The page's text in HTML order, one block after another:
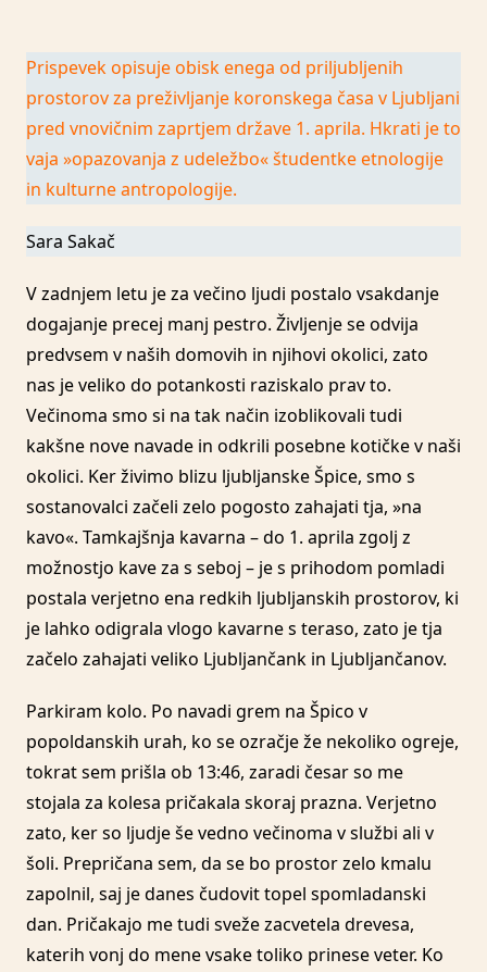
Prispevek opisuje obisk enega od priljubljenih
prostorov za preživljanje koronskega časa v Ljubljani
pred vnovičnim zaprtjem države 1. aprila. Hkrati je to
vaja »opazovanja z udeležbo« študentke etnologije
in kulturne antropologije.
Sara Sakač
V zadnjem letu je za večino ljudi postalo vsakdanje
dogajanje precej manj pestro. Življenje se odvija
predvsem v naših domovih in njihovi okolici, zato
nas je veliko do potankosti raziskalo prav to.
Večinoma smo si na tak način izoblikovali tudi
kakšne nove navade in odkrili posebne kotičke v naši
okolici. Ker živimo blizu ljubljanske Špice, smo s
sostanovalci začeli zelo pogosto zahajati tja, »na
kavo«. Tamkajšnja kavarna – do 1. aprila zgolj z
možnostjo kave za s seboj – je s prihodom pomladi
postala verjetno ena redkih ljubljanskih prostorov, ki
je lahko odigrala vlogo kavarne s teraso, zato je tja
začelo zahajati veliko Ljubljančank in Ljubljančanov.
Parkiram kolo. Po navadi grem na Špico v
popoldanskih urah, ko se ozračje že nekoliko ogreje,
tokrat sem prišla ob 13:46, zaradi česar so me
stojala za kolesa pričakala skoraj prazna. Verjetno
zato, ker so ljudje še vedno večinoma v službi ali v
šoli. Prepričana sem, da se bo prostor zelo kmalu
zapolnil, saj je danes čudovit topel spomladanski
dan. Pričakajo me tudi sveže zacvetela drevesa,
katerih vonj do mene vsake toliko prinese veter. Ko